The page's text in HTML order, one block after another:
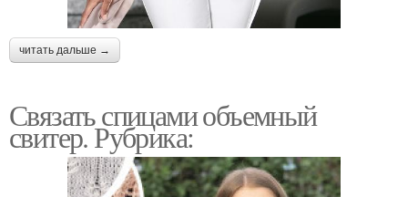
читать дальше →
Связать спицами объемный
свитер. Рубрика: